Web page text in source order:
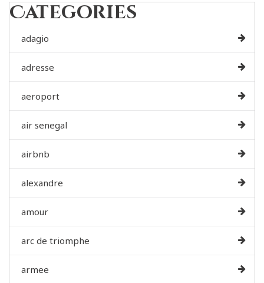
Categories
adagio
adresse
aeroport
air senegal
airbnb
alexandre
amour
arc de triomphe
armee